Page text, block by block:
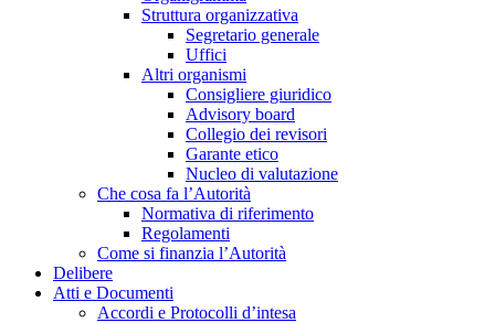
Struttura organizzativa
Segretario generale
Uffici
Altri organismi
Consigliere giuridico
Advisory board
Collegio dei revisori
Garante etico
Nucleo di valutazione
Che cosa fa l’Autorità
Normativa di riferimento
Regolamenti
Come si finanzia l’Autorità
Delibere
Atti e Documenti
Accordi e Protocolli d’intesa